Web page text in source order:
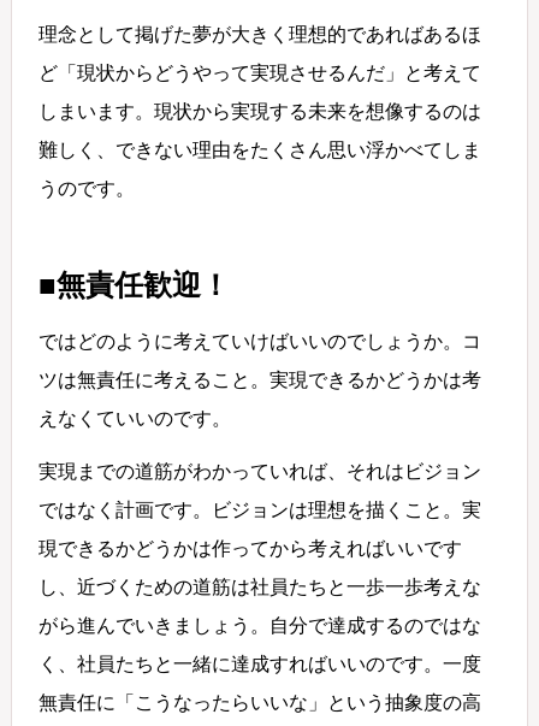
理念として掲げた夢が大きく理想的であればあるほ
ど「現状からどうやって実現させるんだ」と考えて
しまいます。現状から実現する未来を想像するのは
難しく、できない理由をたくさん思い浮かべてしま
うのです。
■無責任歓迎！
ではどのように考えていけばいいのでしょうか。コ
ツは無責任に考えること。実現できるかどうかは考
えなくていいのです。
実現までの道筋がわかっていれば、それはビジョン
ではなく計画です。ビジョンは理想を描くこと。実
現できるかどうかは作ってから考えればいいです
し、近づくための道筋は社員たちと一歩一歩考えな
がら進んでいきましょう。自分で達成するのではな
く、社員たちと一緒に達成すればいいのです。一度
無責任に「こうなったらいいな」という抽象度の高